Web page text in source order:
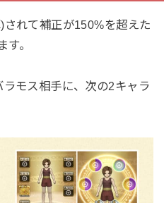
れて補正が150%を超えた
。
モス相手に、次の2キャラ